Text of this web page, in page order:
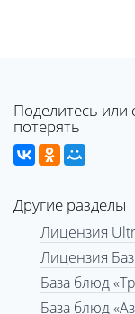
Поделитесь или
потерять
Другие разделы
Лицензия
Лицензия
База блюд
База блюд